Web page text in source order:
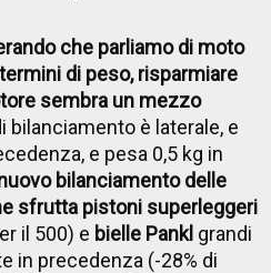
che parliamo di moto
di peso, risparmiare
sembra un mezzo
bilanciamento è laterale, e
e pesa 0,5 kg in
bilanciamento delle
sfrutta pistoni superleggeri
il 500) e bielle Pankl grandi
in precedenza (-28% di